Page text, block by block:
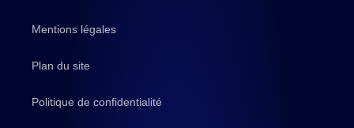
Mentions légales
Plan du site
Politique de confidentialité